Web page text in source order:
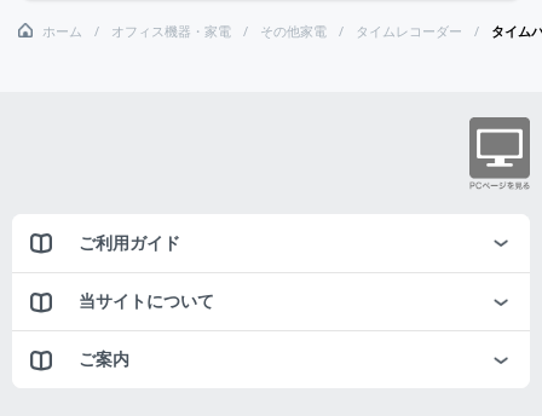
ホーム オフィス機器・家電 その他家電 タイムレコーダー タイム
ご利用ガイド
当サイトについて
ご案内